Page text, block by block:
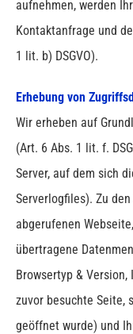
aufnehmen, werden
Kontaktanfrage und
1 lit. b) DSGVO).
Erhebung von
Wir erheben auf
(Art. 6 Abs. 1 lit. f.
Server, auf dem sich
Serverlogfiles). Zu
abgerufenen
übertragene
Browsertyp &
zuvor besuchte Seite,
geöffnet wurde) und